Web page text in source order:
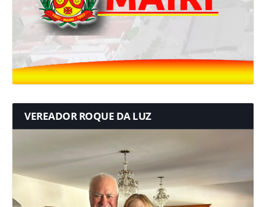
VEREADOR ROQUE DA LUZ